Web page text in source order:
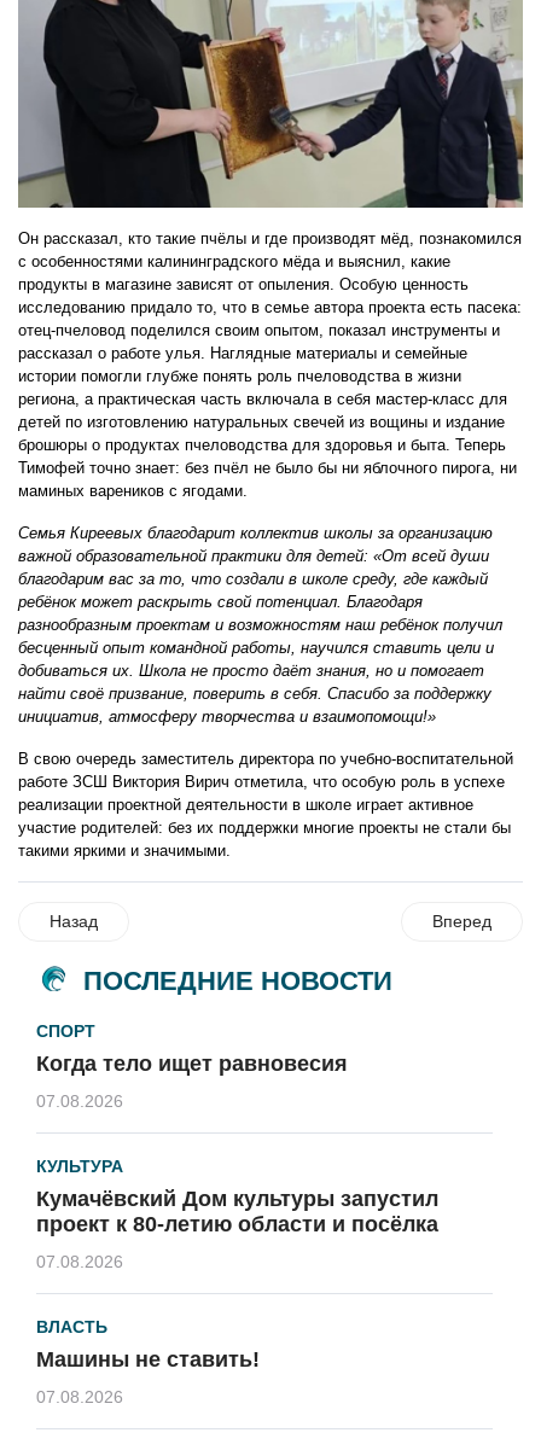
Он рассказал, кто такие пчёлы и где производят мёд, познакомился
с особенностями калининградского мёда и выяснил, какие
продукты в магазине зависят от опыления. Особую ценность
исследованию придало то, что в семье автора проекта есть пасека:
отец-пчеловод поделился своим опытом, показал инструменты и
рассказал о работе улья. Наглядные материалы и семейные
истории помогли глубже понять роль пчеловодства в жизни
региона, а практическая часть включала в себя мастер-класс для
детей по изготовлению натуральных свечей из вощины и издание
брошюры о продуктах пчеловодства для здоровья и быта. Теперь
Тимофей точно знает: без пчёл не было бы ни яблочного пирога, ни
маминых вареников с ягодами.
Семья Киреевых благодарит коллектив школы за организацию
важной образовательной практики для детей: «От всей души
благодарим вас за то, что создали в школе среду, где каждый
ребёнок может раскрыть свой потенциал. Благодаря
разнообразным проектам и возможностям наш ребёнок получил
бесценный опыт командной работы, научился ставить цели и
добиваться их. Школа не просто даёт знания, но и помогает
найти своё призвание, поверить в себя. Спасибо за поддержку
инициатив, атмосферу творчества и взаимопомощи!»
В свою очередь заместитель директора по учебно-воспитательной
работе ЗСШ Виктория Вирич отметила, что особую роль в успехе
реализации проектной деятельности в школе играет активное
участие родителей: без их поддержки многие проекты не стали бы
такими яркими и значимыми.
Назад Вперед
ПОСЛЕДНИЕ НОВОСТИ
СПОРТ
Когда тело ищет равновесия
07.08.2026
КУЛЬТУРА
Кумачёвский Дом культуры запустил
проект к 80-летию области и посёлка
07.08.2026
ВЛАСТЬ
Машины не ставить!
07.08.2026